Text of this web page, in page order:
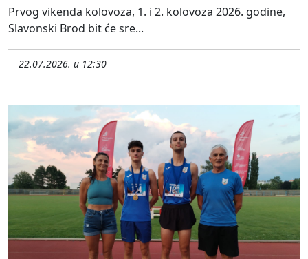
Prvog vikenda kolovoza, 1. i 2. kolovoza 2026. godine,
Slavonski Brod bit će sre...
22.07.2026. u 12:30